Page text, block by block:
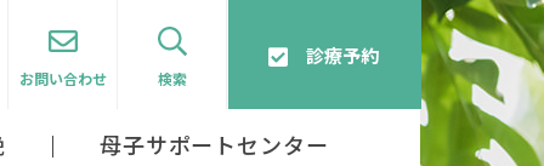
お問い合わせ 検索
診療予約
母子サポートセンター